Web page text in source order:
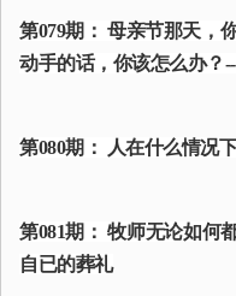
第079期： 母亲节那天，
动手的话，你该怎么办？
第080期： 人在什么情况
第081期： 牧师无论如何
自已的葬礼